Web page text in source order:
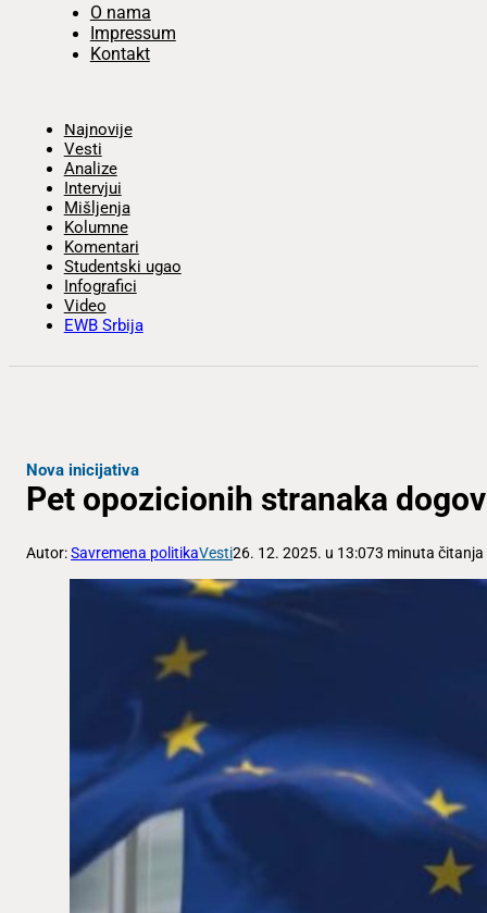
O nama
Impressum
Kontakt
Najnovije
Vesti
Analize
Intervjui
Mišljenja
Kolumne
Komentari
Studentski ugao
Infografici
Video
EWB Srbija
Nova inicijativa
Pet opozicionih stranaka
Autor:Savremena politikaVesti26. 12. 2025. u 13:073 minuta čitanja